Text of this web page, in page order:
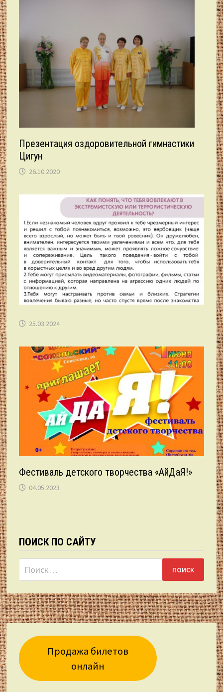
Презентация оздоровительной гимнастики
Цигун
26.10.2020
25.03.2024
Фестиваль детского творчества «АйДаЯ!»
04.05.2023
ПОИСК ПО САЙТУ
Найти:
Продажа билетов
онлайн